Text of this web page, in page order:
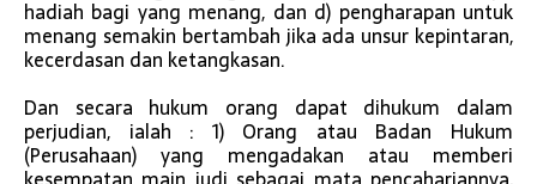
hadiah bagi yang menang, dan d) pengharapan untuk
menang semakin bertambah jika ada unsur kepintaran,
kecerdasan dan ketangkasan.
Dan secara hukum orang dapat dihukum dalam
perjudian, ialah : 1) Orang atau Badan Hukum
(Perusahaan) yang mengadakan atau memberi